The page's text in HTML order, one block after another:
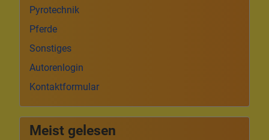
Pyrotechnik
Pferde
Sonstiges
Autorenlogin
Kontaktformular
Meist gelesen